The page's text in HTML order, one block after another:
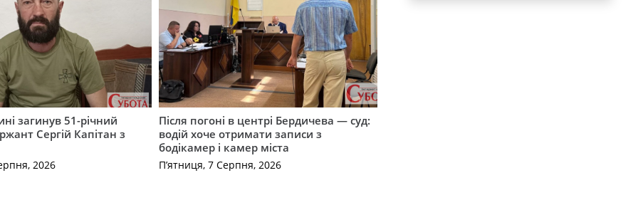
загинув 51-річний
Сергій Капітан з
2026
Після погоні в центрі Бердичева — суд:
водій хоче отримати записи з
бодікамер і камер міста
П’ятниця, 7 Серпня, 2026